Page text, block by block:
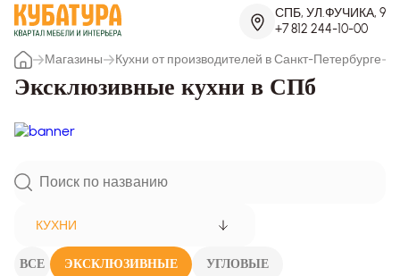
СПБ, УЛ.ФУЧИКА, 9
+7 812 244-10-00
Магазины
Кухни от производителей в Санкт-Петербурге
Эксклюзивные кухни в СПб
КУХНИ
ВСЕ ЭКСКЛЮЗИВНЫЕ УГЛОВЫЕ